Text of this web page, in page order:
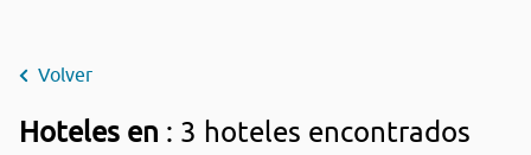
Volver
Hoteles en : 3 hoteles encontrados